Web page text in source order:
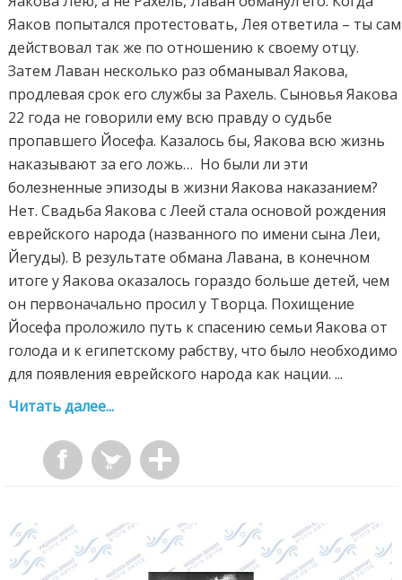
Яаков попытался протестовать, Лея ответила – ты сам
действовал так же по отношению к своему отцу.
Затем Лаван несколько раз обманывал Яакова,
продлевая срок его службы за Рахель. Сыновья Яакова
22 года не говорили ему всю правду о судьбе
пропавшего Йосефа. Казалось бы, Яакова всю жизнь
наказывают за его ложь… Но были ли эти
болезненные эпизоды в жизни Яакова наказанием?
Нет. Свадьба Яакова с Леей стала основой рождения
еврейского народа (названного по имени сына Леи,
Йегуды). В результате обмана Лавана, в конечном
итоге у Яакова оказалось гораздо больше детей, чем
он первоначально просил у Творца. Похищение
Йосефа проложило путь к спасению семьи Яакова от
голода и к египетскому рабству, что было необходимо
для появления еврейского народа как нации. ...
Читать далее...